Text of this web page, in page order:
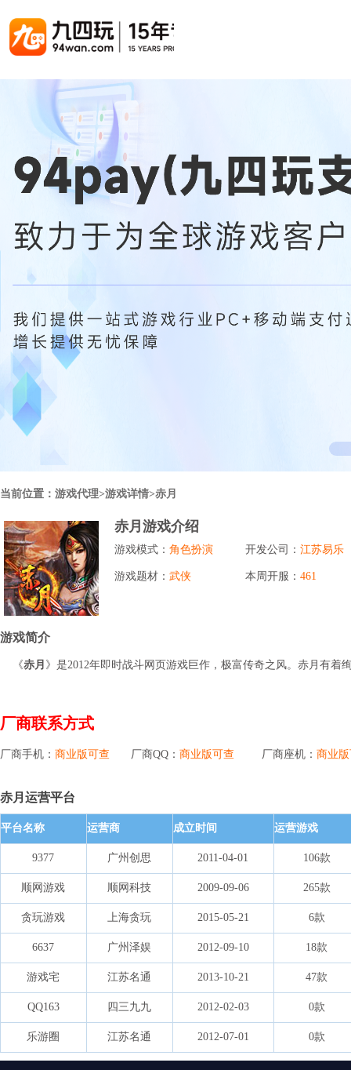
游戏联运系统
手游联运系统
千款游戏任意运营
页游联运系统
H5游戏联运系统
支持多国语言，多种国际支付
行业对比
帮您甄选最优质的产品和服务
PC官网
游戏APP
游戏、玩家、资金一站管理
全新UI上线，引流新利器
游戏库
手游列表
上千款游戏，款款吸金 代理流程
热门游戏、大厂游戏、高分成 带你了解
小程序游戏列表
千款热门游戏，精品热推
游戏陪玩系统
游戏陪玩系统
变现模式多样(订单、礼物、招商加盟)
陪玩PC官网
陪玩APP
一站式管理陪玩技师/订单/玩家数据...
游戏开播助手
当前位置： 游戏代理>游戏详情>赤月
赤月游戏介绍
游戏模式： 角色扮演 开发公司： 江苏易乐
游戏题材： 武侠 本周开服： 461
游戏简介
《赤月 》是2012年即时战斗网页游戏巨作，极富传奇之风。赤月有
厂商联系方式
厂商手机： 商业版可查 厂商QQ： 商业版可查 厂商座机： 商业
赤月运营平台
平台名称 运营商 成立时间 运营游戏
9377 广州创思 2011-04-01 106款
顺网游戏 顺网科技 2009-09-06 265款
贪玩游戏 上海贪玩 2015-05-21 6款
6637 广州泽娱 2012-09-10 18款
游戏宅 江苏名通 2013-10-21 47款
QQ163 四三九九 2012-02-03 0款
乐游圈 江苏名通 2012-07-01 0款